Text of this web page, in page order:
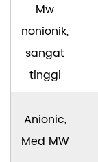
Mw
nonionik,
sangat
tinggi
Anionic,
Med MW